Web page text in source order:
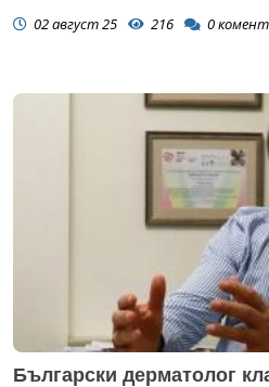
02 август 25 216 0
Български дерматолог